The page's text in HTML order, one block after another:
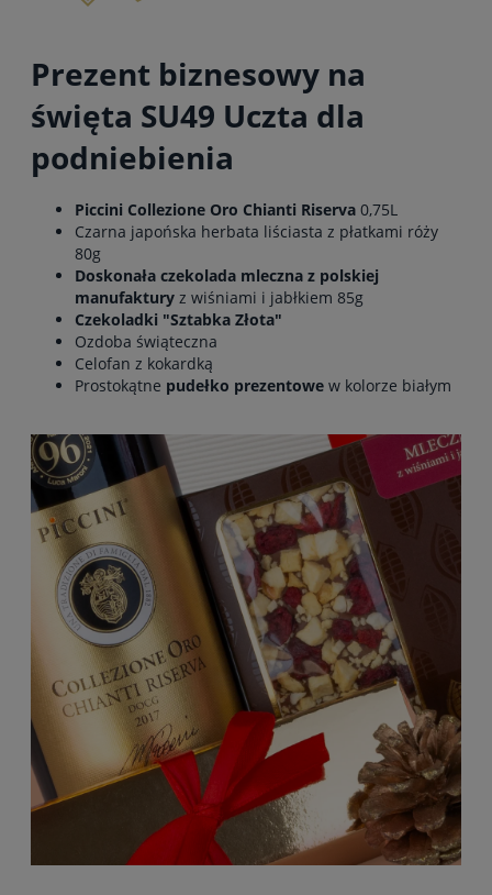
Prezent biznesowy na
święta SU49 Uczta dla
podniebienia
Piccini Collezione Oro Chianti Riserva 0,75L
Czarna japońska herbata liściasta z płatkami róży
80g
Doskonała czekolada mleczna z polskiej
manufaktury z wiśniami i jabłkiem 85g
Czekoladki "Sztabka Złota"
Ozdoba świąteczna
Celofan z kokardką
Prostokątne pudełko prezentowe w kolorze białym